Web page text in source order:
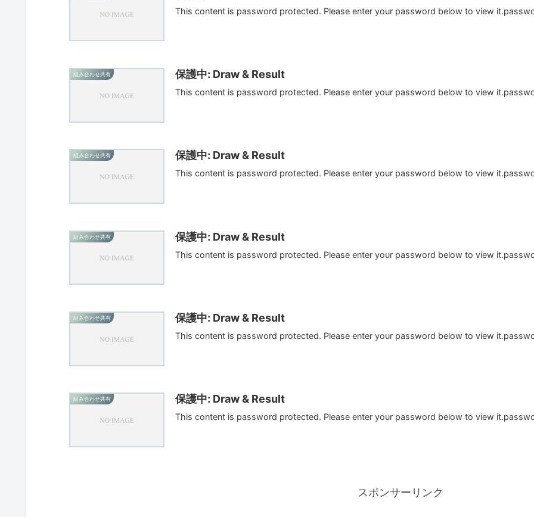
This content is password protected. Please enter your password below to view
組み合わせ共有 保護中: Draw & Result
This content is password protected. Please enter your password below to view
組み合わせ共有 保護中: Draw & Result
This content is password protected. Please enter your password below to view
組み合わせ共有 保護中: Draw & Result
This content is password protected. Please enter your password below to view
組み合わせ共有 保護中: Draw & Result
This content is password protected. Please enter your password below to view
組み合わせ共有 保護中: Draw & Result
This content is password protected. Please enter your password below to view
スポンサーリンク